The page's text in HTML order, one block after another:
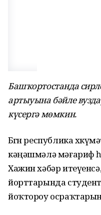
Башҡортостанда
артыуына бәйле
күсергә мөмкин.
Бөгөн республика
кәңәшмәлә мәғариф
Хажин хәбәр
йорттарында
йоҡтороу